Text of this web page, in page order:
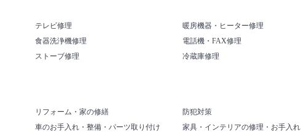
テレビ修理
暖房機器・ヒーター修理
食器洗浄機修理
電話機・FAX修理
ストーブ修理 冷蔵庫修理
リフォーム・家の修繕
防犯対策
車のお手入れ・整備・パーツ取り付け
家具・インテリアの修理・お手入れ